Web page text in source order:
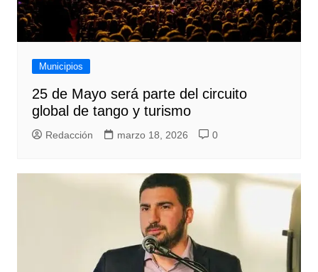
Municipios
25 de Mayo será parte del circuito
global de tango y turismo
Redacción marzo 18, 2026 0